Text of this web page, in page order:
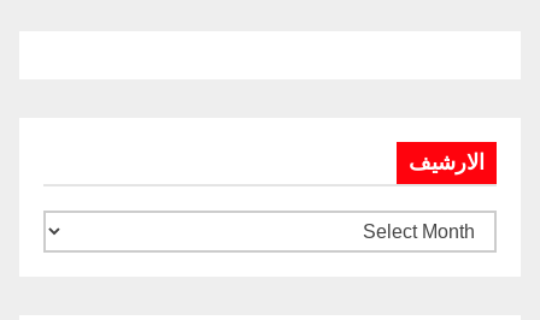
الارشيف